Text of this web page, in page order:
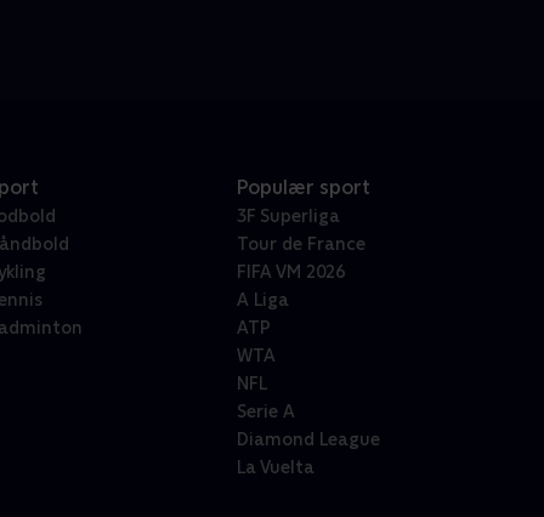
Populær sport
3F Superliga
Tour de France
FIFA VM 2026
A Liga
ATP
WTA
NFL
Serie A
Diamond League
La Vuelta